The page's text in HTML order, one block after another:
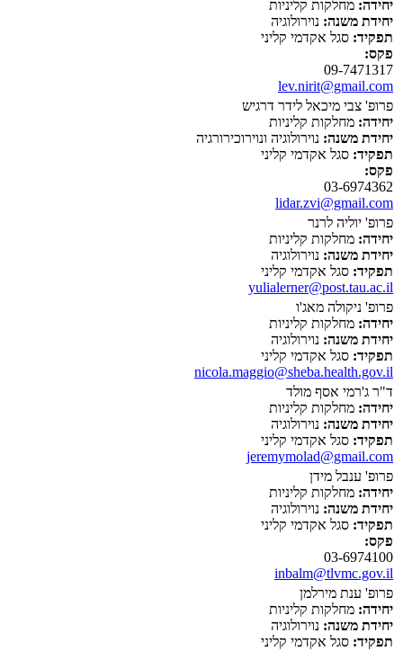
יחידה: מחלקות קליניות
יחידת משנה: נוירולוגיה
תפקיד: סגל אקדמי קליני
פקס:
09-7471317
lev.nirit@gmail.com
פרופ' צבי מיכאל לידר דרגיש
יחידה: מחלקות קליניות
יחידת משנה: נוירולוגיה ונוירוכירורגיה
תפקיד: סגל אקדמי קליני
פקס:
03-6974362
lidar.zvi@gmail.com
פרופ' יוליה לרנר
יחידה: מחלקות קליניות
יחידת משנה: נוירולוגיה
תפקיד: סגל אקדמי קליני
yulialerner@post.tau.ac.il
פרופ' ניקולה מאג'ו
יחידה: מחלקות קליניות
יחידת משנה: נוירולוגיה
תפקיד: סגל אקדמי קליני
nicola.maggio@sheba.health.gov.il
ד"ר ג'רמי אסף מולד
יחידה: מחלקות קליניות
יחידת משנה: נוירולוגיה
תפקיד: סגל אקדמי קליני
jeremymolad@gmail.com
פרופ' ענבל מידן
יחידה: מחלקות קליניות
יחידת משנה: נוירולוגיה
תפקיד: סגל אקדמי קליני
פקס:
03-6974100
inbalm@tlvmc.gov.il
פרופ' ענת מירלמן
יחידה: מחלקות קליניות
יחידת משנה: נוירולוגיה
תפקיד: סגל אקדמי קליני